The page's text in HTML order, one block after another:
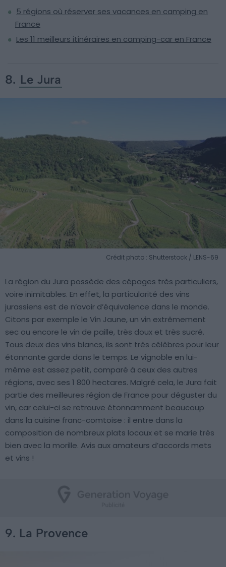
5 régions où réserver ses vacances en camping en
France
Les 11 meilleurs itinéraires en camping-car en France
8. Le Jura
Crédit photo : Shutterstock / LENS-69
La région du Jura possède des cépages très particuliers,
voire inimitables. En effet, la particularité des vins
jurassiens est de n’avoir d’équivalence dans le monde.
Citons par exemple le Vin Jaune, un vin extrêmement
sec ou encore le vin de paille, très doux et très sucré.
Tous deux des vins blancs, ils sont très célèbres pour leur
étonnante garde dans le temps. Le vignoble en lui-
même est assez petit, comparé à ceux des autres
régions, avec ses 1 800 hectares. Malgré cela, le Jura fait
partie des meilleures région de France pour déguster du
vin, car celui-ci se retrouve étonnamment beaucoup
dans la cuisine franc-comtoise : il entre dans la
composition de nombreux plats locaux et se marie très
bien avec la morille. Avis aux amateurs d’accords mets
et vins !
9. La Provence